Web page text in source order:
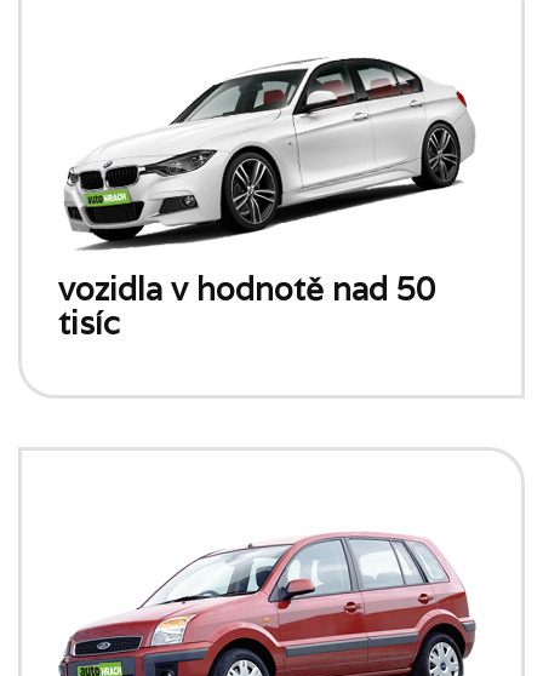
vozidla v hodnotě nad 50
tisíc